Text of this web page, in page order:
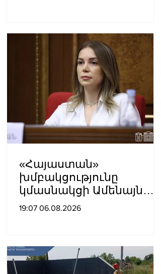
Կարապետյան
«Հայաստան»
խմբակցությունը
կմասնակցի Ամենայն
Հայոց Կաթողիկոսի
19:07 06.08.2026